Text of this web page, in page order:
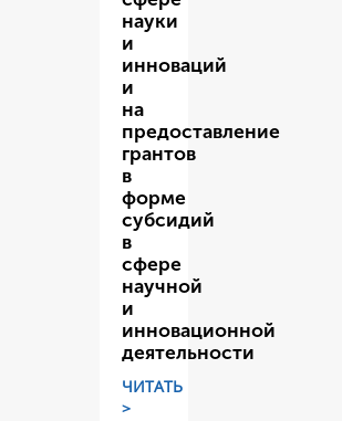
науки
и
инноваций
и
на
предоставление
грантов
в
форме
субсидий
в
сфере
научной
и
инновационной
деятельности
ЧИТАТЬ
>